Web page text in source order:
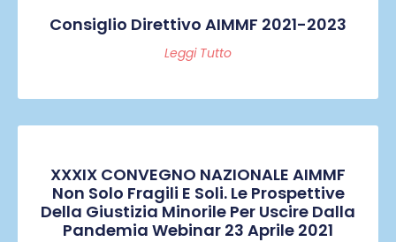
Consiglio Direttivo AIMMF 2021-2023
Leggi Tutto
XXXIX CONVEGNO NAZIONALE AIMMF
Non Solo Fragili E Soli. Le Prospettive
Della Giustizia Minorile Per Uscire Dalla
Pandemia Webinar 23 Aprile 2021